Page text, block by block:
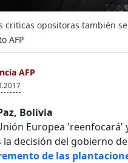
criticas opositoras también
AFP
AFP
Bolivia
Europea
la decisión del gobierno
de las